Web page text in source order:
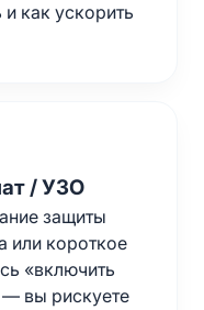
как ускорить
/ УЗО
защиты
или короткое
«включить
— вы рискуете